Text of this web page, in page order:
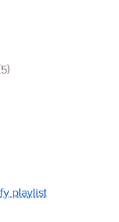
playlist